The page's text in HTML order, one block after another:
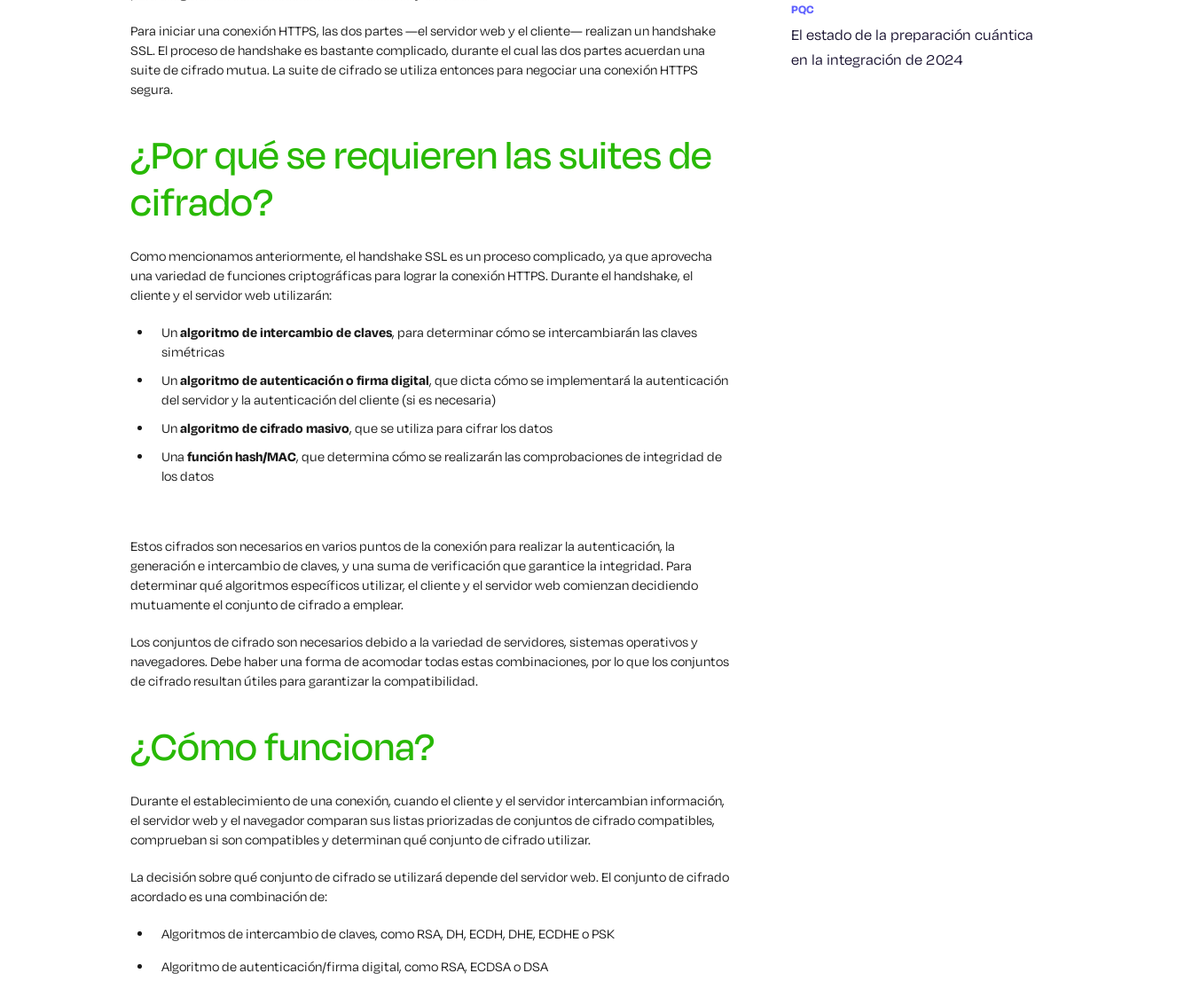
Para iniciar una conexión HTTPS, las dos partes —el servidor web y el cliente— realizan un handshake
SSL. El proceso de handshake es bastante complicado, durante el cual las dos partes acuerdan una
suite de cifrado mutua. La suite de cifrado se utiliza entonces para negociar una conexión HTTPS
segura.
¿Por qué se requieren las suites de
cifrado?
Como mencionamos anteriormente, el handshake SSL es un proceso complicado, ya que aprovecha
una variedad de funciones criptográficas para lograr la conexión HTTPS. Durante el handshake, el
cliente y el servidor web utilizarán:
Unalgoritmo de intercambio de claves, para determinar cómo se intercambiarán las claves
simétricas
Unalgoritmo de autenticación o firma digital, que dicta cómo se implementará la autenticación
del servidor y la autenticación del cliente (si es necesaria)
Unalgoritmo de cifrado masivo, que se utiliza para cifrar los datos
Una función hash/MAC, que determina cómo se realizarán las comprobaciones de integridad de
los datos
Estos cifrados son necesarios en varios puntos de la conexión para realizar la autenticación, la
generación e intercambio de claves, y una suma de verificación que garantice la integridad. Para
determinar qué algoritmos específicos utilizar, el cliente y el servidor web comienzan decidiendo
mutuamente el conjunto de cifrado a emplear.
Los conjuntos de cifrado son necesarios debido a la variedad de servidores, sistemas operativos y
navegadores. Debe haber una forma de acomodar todas estas combinaciones, por lo que los conjuntos
de cifrado resultan útiles para garantizar la compatibilidad.
¿Cómo funciona?
Durante el establecimiento de una conexión, cuando el cliente y el servidor intercambian información,
el servidor web y el navegador comparan sus listas priorizadas de conjuntos de cifrado compatibles,
comprueban si son compatibles y determinan qué conjunto de cifrado utilizar.
La decisión sobre qué conjunto de cifrado se utilizará depende del servidor web. El conjunto de cifrado
acordado es una combinación de:
Algoritmos de intercambio de claves, como RSA, DH, ECDH, DHE, ECDHE o PSK
Algoritmo de autenticación/firma digital, como RSA, ECDSA o DSA
PQC
El estado de la preparación cuántica
en la integración de 2024